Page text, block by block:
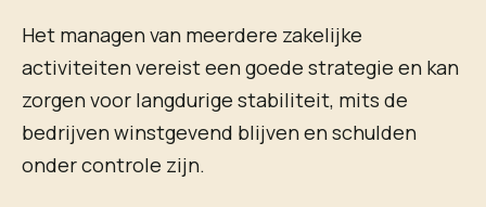
Het managen van meerdere zakelijke
activiteiten vereist een goede strategie en kan
zorgen voor langdurige stabiliteit, mits de
bedrijven winstgevend blijven en schulden
onder controle zijn.